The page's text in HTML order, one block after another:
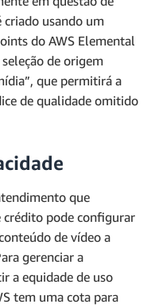
criado usando um
do AWS Elemental
de origem
que permitirá a
de qualidade omitido
que
pode configurar
de vídeo a
gerenciar a
a equidade de uso
tem uma cota para